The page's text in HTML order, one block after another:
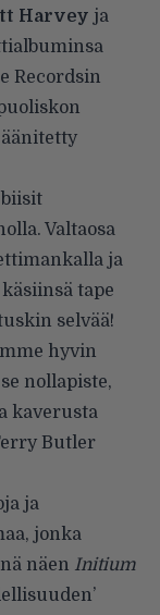
Harvey ja
Recordsin
Valtaosa
ja
tape
selvää!
hyvin
nollapiste,
kaverusta
Butler
ja
jonka
näen Initium